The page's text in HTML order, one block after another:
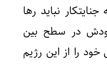
نباید رها
خودش در سطح بین
را از این رژیم